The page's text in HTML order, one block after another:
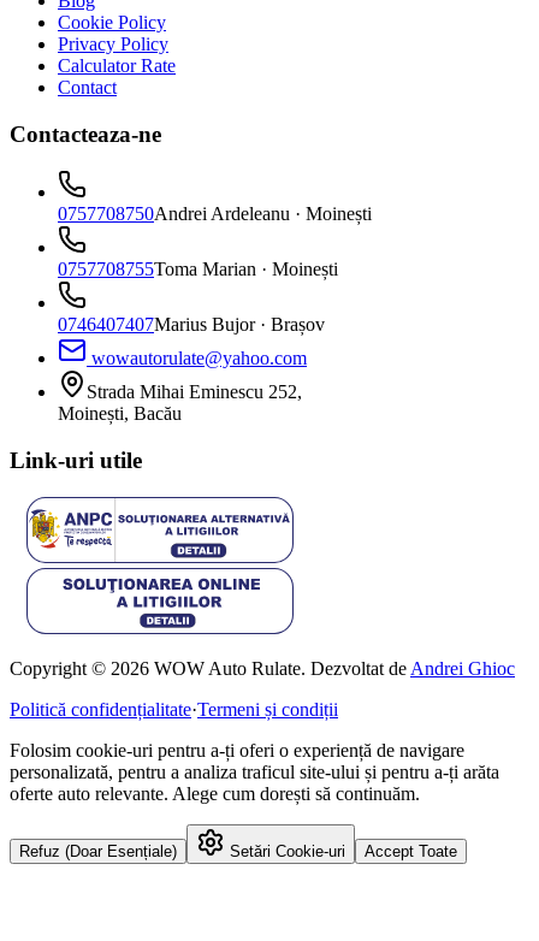
Cookie Policy
Privacy Policy
Calculator Rate
Contact
Contacteaza-ne
0757708750Andrei Ardeleanu · Moinești
0757708755Toma Marian · Moinești
0746407407Marius Bujor · Brașov
wowautorulate@yahoo.com
Strada Mihai Eminescu 252,
Moinești, Bacău
Link-uri utile
Copyright © 2026 WOW Auto Rulate. Dezvoltat de Andrei Ghioc
Politică confidențialitate·Termeni și condiții
Folosim cookie-uri pentru a-ți oferi o experiență de navigare
personalizată, pentru a analiza traficul site-ului și pentru a-ți arăta
oferte auto relevante. Alege cum dorești să continuăm.
Refuz (Doar Esențiale) Setări Cookie-uri Accept Toate